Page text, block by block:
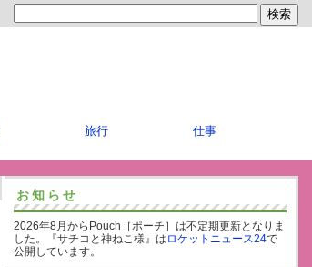
旅行 仕事
お知らせ
2026年8月からPouch［ポーチ］は不定期更新となりま
した。『サチコと神ねこ様』は ロケットニュース24で
公開しています。